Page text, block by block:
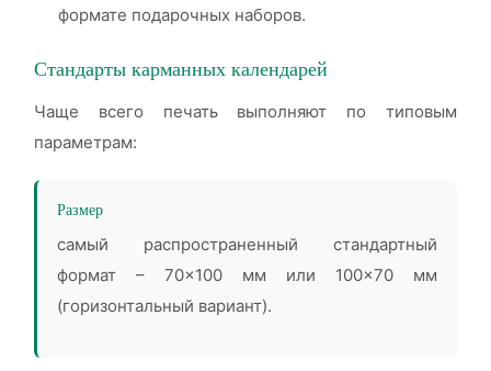
формате подарочных наборов.
Стандарты карманных календарей
Чаще всего печать выполняют по типовым
параметрам:
Размер
самый распространенный стандартный
формат – 70×100 мм или 100×70 мм
(горизонтальный вариант).